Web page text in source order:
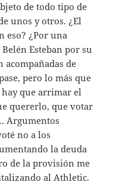
de todo tipo de
unos y otros. ¿El
eso? ¿Por una
Esteban por su
acompañadas de
pero lo más que
hay que arrimar el
quererlo, que votar
Argumentos
no a los
la deuda
de la provisión me
al Athletic.